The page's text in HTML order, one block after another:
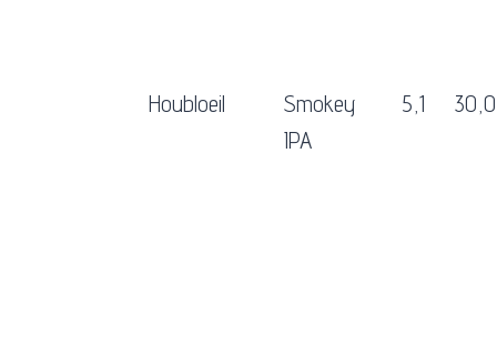
Houbloeil
Smokey
IPA
5,1 30,0